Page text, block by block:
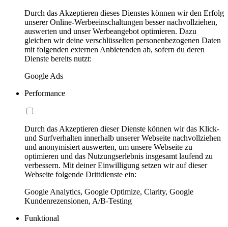
Durch das Akzeptieren dieses Dienstes können wir den Erfolg
unserer Online-Werbeeinschaltungen besser nachvollziehen,
auswerten und unser Werbeangebot optimieren. Dazu
gleichen wir deine verschlüsselten personenbezogenen Daten
mit folgenden externen Anbietenden ab, sofern du deren
Dienste bereits nutzt:
Google Ads
Performance
Durch das Akzeptieren dieser Dienste können wir das Klick-
und Surfverhalten innerhalb unserer Webseite nachvollziehen
und anonymisiert auswerten, um unsere Webseite zu
optimieren und das Nutzungserlebnis insgesamt laufend zu
verbessern. Mit deiner Einwilligung setzen wir auf dieser
Webseite folgende Drittdienste ein:
Google Analytics, Google Optimize, Clarity, Google
Kundenrezensionen, A/B-Testing
Funktional